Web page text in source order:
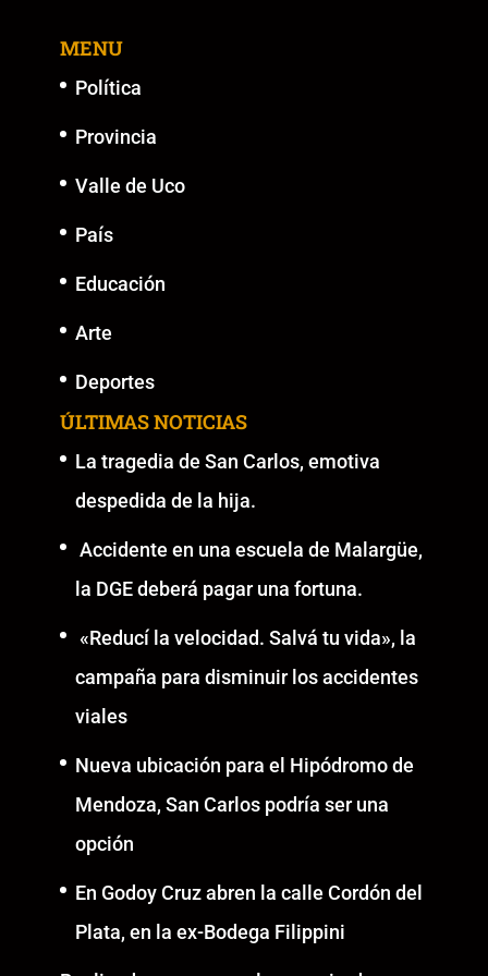
MENU
Política
Provincia
Valle de Uco
País
Educación
Arte
Deportes
ÚLTIMAS NOTICIAS
La tragedia de San Carlos, emotiva
despedida de la hija.
Accidente en una escuela de Malargüe,
la DGE deberá pagar una fortuna.
«Reducí la velocidad. Salvá tu vida», la
campaña para disminuir los accidentes
viales
Nueva ubicación para el Hipódromo de
Mendoza, San Carlos podría ser una
opción
En Godoy Cruz abren la calle Cordón del
Plata, en la ex-Bodega Filippini